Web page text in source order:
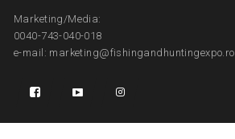
Marketing/Media:
0040-743-040-018
e-mail: marketing@fishingandhuntingexpo.ro